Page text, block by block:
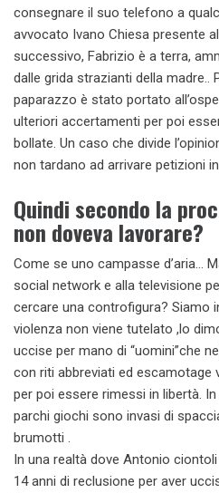
consegnare il suo telefono a
avvocato Ivano Chiesa presente
successivo, Fabrizio è a terra,
dalle grida strazianti della madre..
paparazzo è stato portato
ulteriori accertamenti per poi
bollate. Un caso che divide
non tardano ad arrivare petizioni
Quindi secondo la
non doveva lavorare?
Come se uno campasse d’aria…
social network e alla televisione
cercare una controfigura? Siamo
violenza non viene tutelato ,lo
uccise per mano di “uomini”che
con riti abbreviati ed escamotage
per poi essere rimessi in libertà.
parchi giochi sono invasi di
brumotti .
In una realtà dove Antonio
14 anni di reclusione per aver